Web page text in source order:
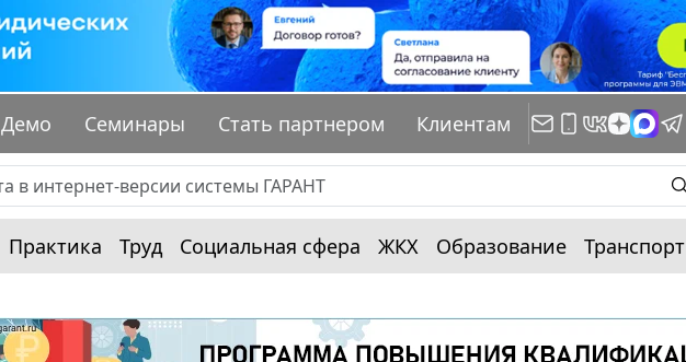
Демо Семинары Стать партнером Клиентам
Практика Труд Социальная сфера ЖКХ Образование Транспорт